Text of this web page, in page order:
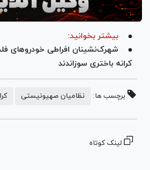
بیشتر بخوانید:
شهرک‌نشینان افراطی خودرو‌های
کرانه باختری سوزاندند
برچسب ها: نظامیان صهیونیستی
لینک کوتاه